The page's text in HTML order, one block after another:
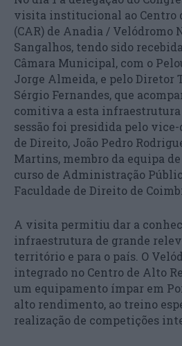
visita institucional ao Centro
(CAR) de Anadia / Velódromo
Sangalhos, tendo sido
Câmara Municipal, com o
Jorge Almeida, e pelo Diretor
Sérgio Fernandes, que
comitiva a esta
sessão foi presidida pelo
de Direito, João Pedro
Martins, membro da equipa
curso de Administração
Faculdade de Direito de
A visita permitiu dar a
infraestrutura de grande
território e para o país. O
integrado no Centro de Alto
um equipamento ímpar em
alto rendimento, ao treino
realização de competições